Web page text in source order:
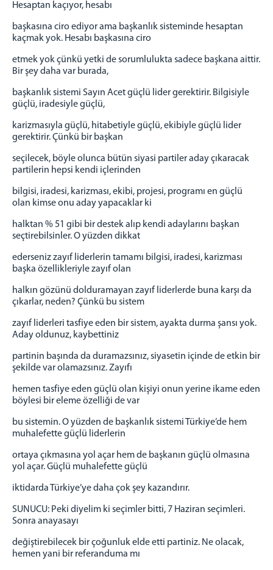
Hesaptan kaçıyor, hesabı
başkasına ciro ediyor ama başkanlık sisteminde hesaptan
kaçmak yok. Hesabı başkasına ciro
etmek yok çünkü yetki de sorumlulukta sadece başkana aittir.
Bir şey daha var burada,
başkanlık sistemi Sayın Acet güçlü lider gerektirir. Bilgisiyle
güçlü, iradesiyle güçlü,
karizmasıyla güçlü, hitabetiyle güçlü, ekibiyle güçlü lider
gerektirir. Çünkü bir başkan
seçilecek, böyle olunca bütün siyasi partiler aday çıkaracak
partilerin hepsi kendi içlerinden
bilgisi, iradesi, karizması, ekibi, projesi, programı en güçlü
olan kimse onu aday yapacaklar ki
halktan % 51 gibi bir destek alıp kendi adaylarını başkan
seçtirebilsinler. O yüzden dikkat
ederseniz zayıf liderlerin tamamı bilgisi, iradesi, karizması
başka özellikleriyle zayıf olan
halkın gözünü dolduramayan zayıf liderlerde buna karşı da
çıkarlar, neden? Çünkü bu sistem
zayıf liderleri tasfiye eden bir sistem, ayakta durma şansı yok.
Aday oldunuz, kaybettiniz
partinin başında da duramazsınız, siyasetin içinde de etkin bir
şekilde var olamazsınız. Zayıfı
hemen tasfiye eden güçlü olan kişiyi onun yerine ikame eden
böylesi bir eleme özelliği de var
bu sistemin. O yüzden de başkanlık sistemi Türkiye’de hem
muhalefette güçlü liderlerin
ortaya çıkmasına yol açar hem de başkanın güçlü olmasına
yol açar. Güçlü muhalefette güçlü
iktidarda Türkiye’ye daha çok şey kazandırır.
SUNUCU: Peki diyelim ki seçimler bitti, 7 Haziran seçimleri.
Sonra anayasayı
değiştirebilecek bir çoğunluk elde etti partiniz. Ne olacak,
hemen yani bir referanduma mı